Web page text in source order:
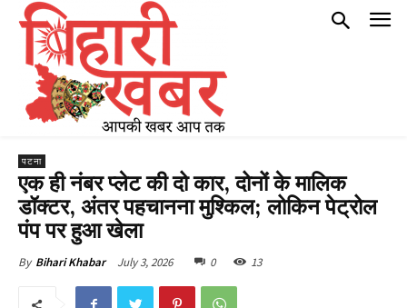
पटना
एक ही नंबर प्लेट की दो कार, दोनों के मालिक
डॉक्टर, अंतर पहचानना मुश्किल; लोकिन पेट्रोल
पंप पर हुआ खेला
By Bihari Khabar July 3, 2026 0 13